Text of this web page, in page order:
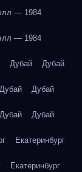
— 1984
— 1984
Дубай Дубай
Дубай Дубай
Дубай Дубай
Екатеринбург
Екатеринбург